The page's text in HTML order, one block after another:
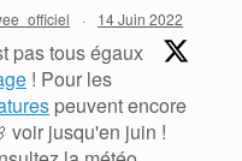
· 14 Juin 2022
pas tous égaux
! Pour les
peuvent encore
voir jusqu'en juin !